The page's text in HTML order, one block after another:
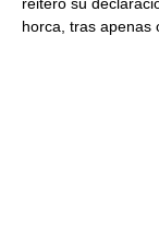
horca, tras apenas